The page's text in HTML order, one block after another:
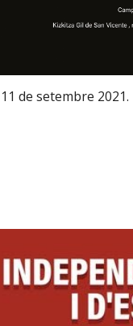
11 de setembre